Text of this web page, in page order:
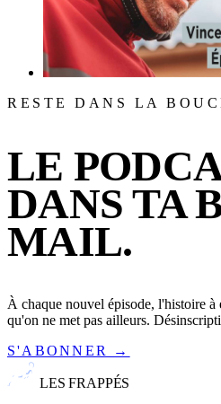
RESTE DANS LA
LE
DANS TA
MAIL.
À chaque nouvel épisode, l'histoire à
qu'on ne met pas ailleurs.
S'ABONNER →
LES FRAPPÉS